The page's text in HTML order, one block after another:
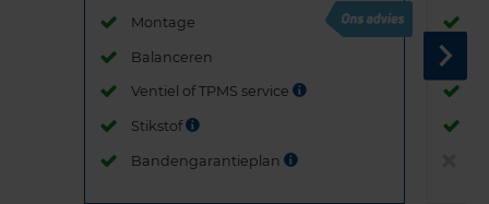
Montage
Balanceren
Ventiel of TPMS service
Stikstof
Bandengarantieplan